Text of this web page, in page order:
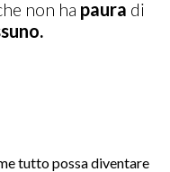
non ha paura di
tutto possa diventare